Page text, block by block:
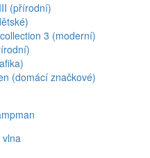
(přírodní)
3 (moderní)
(domácí značkové)
vlna